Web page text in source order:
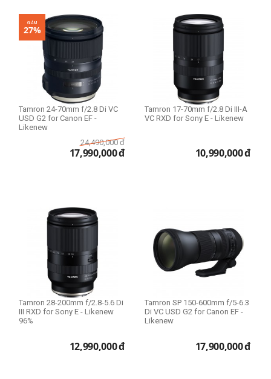
Size 58mm
Size 62mm
Size 67mm
Size 72mm
Size 77mm
Size 82mm
Lens dùng cho
Lens Fullframe - Crop
APS-C
Full Frame
THIẾT LẬP LẠI
GIẢM
27%
Tamron 24-70mm f/2.8 Di VC
USD G2 for Canon EF -
Likenew
24,490,000 đ
17,990,000đ
Tamron 17-70mm f/2.8 Di III-A
VC RXD for Sony E - Likenew
10,990,000đ
Tamron 28-200mm f/2.8-5.6 Di
III RXD for Sony E - Likenew
96%
12,990,000đ
Tamron SP 150-600mm f/5-6.3
Di VC USD G2 for Canon EF -
Likenew
17,900,000đ